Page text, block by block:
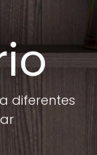
diferentes